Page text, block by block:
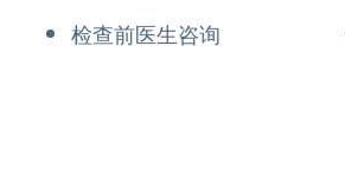
检查前医生咨询